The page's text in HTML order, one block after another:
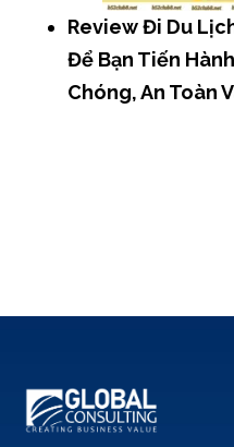
Review Đi Du
Để Bạn Tiến
Chóng, An Toàn